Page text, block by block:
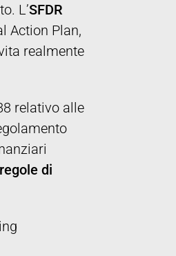
L’SFDR
Action Plan,
realmente
relativo alle
regole di